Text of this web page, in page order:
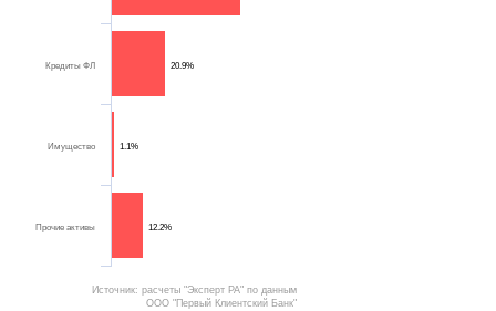
20.9%
1.1%
12.2%
Кредиты ФЛ
Имущество
Прочие активы
Источник: расчеты "Эксперт РА" по данным
ООО "Первый Клиентский Банк"